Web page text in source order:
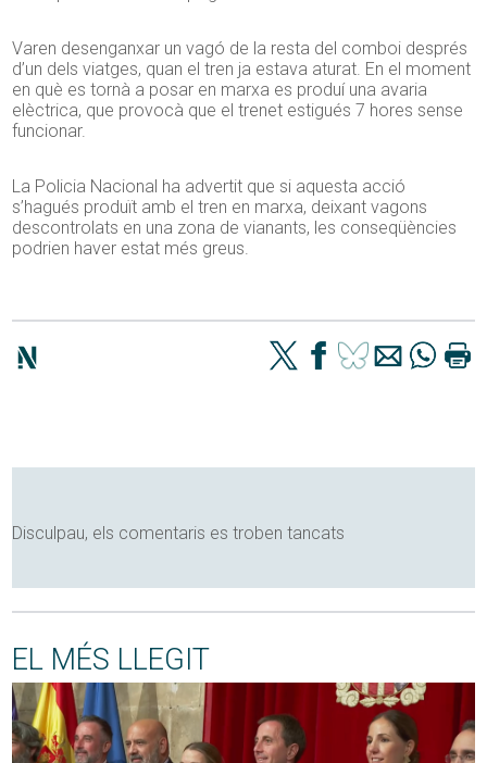
Varen desenganxar un vagó de la resta del comboi després
d’un dels viatges, quan el tren ja estava aturat. En el moment
en què es tornà a posar en marxa es produí una avaria
elèctrica, que provocà que el trenet estigués 7 hores sense
funcionar.
La Policia Nacional ha advertit que si aquesta acció
s’hagués produït amb el tren en marxa, deixant vagons
descontrolats en una zona de vianants, les conseqüències
podrien haver estat més greus.
Disculpau, els comentaris es troben tancats
EL MÉS LLEGIT